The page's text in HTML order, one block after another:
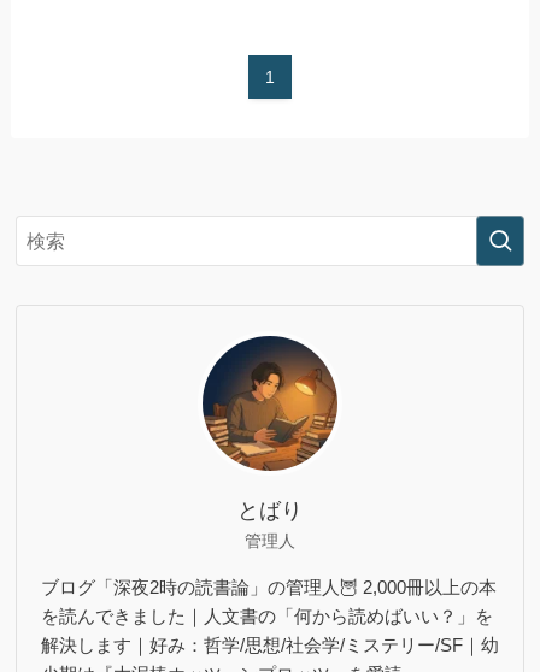
1
とばり
管理人
ブログ「深夜2時の読書論」の管理人🦉 2,000冊以上の本
を読んできました｜人文書の「何から読めばいい？」を
解決します｜好み：哲学/思想/社会学/ミステリー/SF｜幼